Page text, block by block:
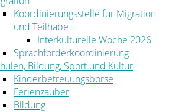
Koordinierungsstelle für Migration
und Teilhabe
Interkulturelle Woche 2026
Sprachförderkoordinierung
Bildung, Sport und Kultur
Kinderbetreuungsbörse
Ferienzauber
Bildung